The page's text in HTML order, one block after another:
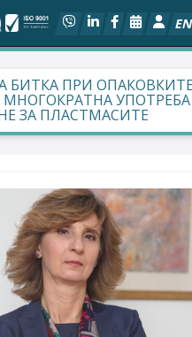
EN
БИТКА ПРИ
МНОГОКРАТНА
ЗА ПЛАСТМАСИТЕ